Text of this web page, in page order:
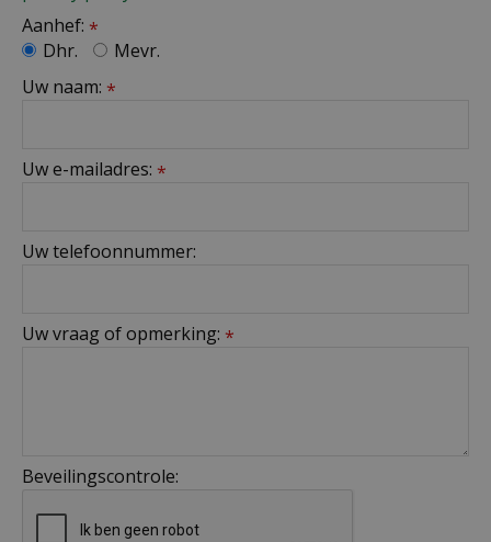
Aanhef: *
Dhr.
Mevr.
Uw naam: *
Uw e-mailadres: *
Uw telefoonnummer:
Uw vraag of opmerking: *
Beveilingscontrole: